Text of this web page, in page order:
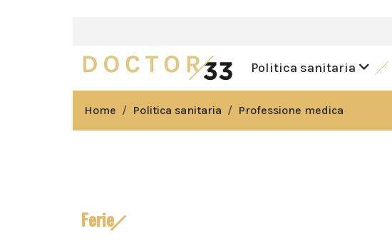
Politica sanitaria
Home Politica sanitaria Professione medica
Ferie